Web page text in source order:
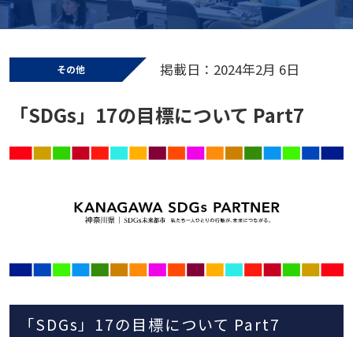
その他 掲載日：2024年2月 6日
「SDGs」17の目標について Part7
「SDGs」17の目標について Part7